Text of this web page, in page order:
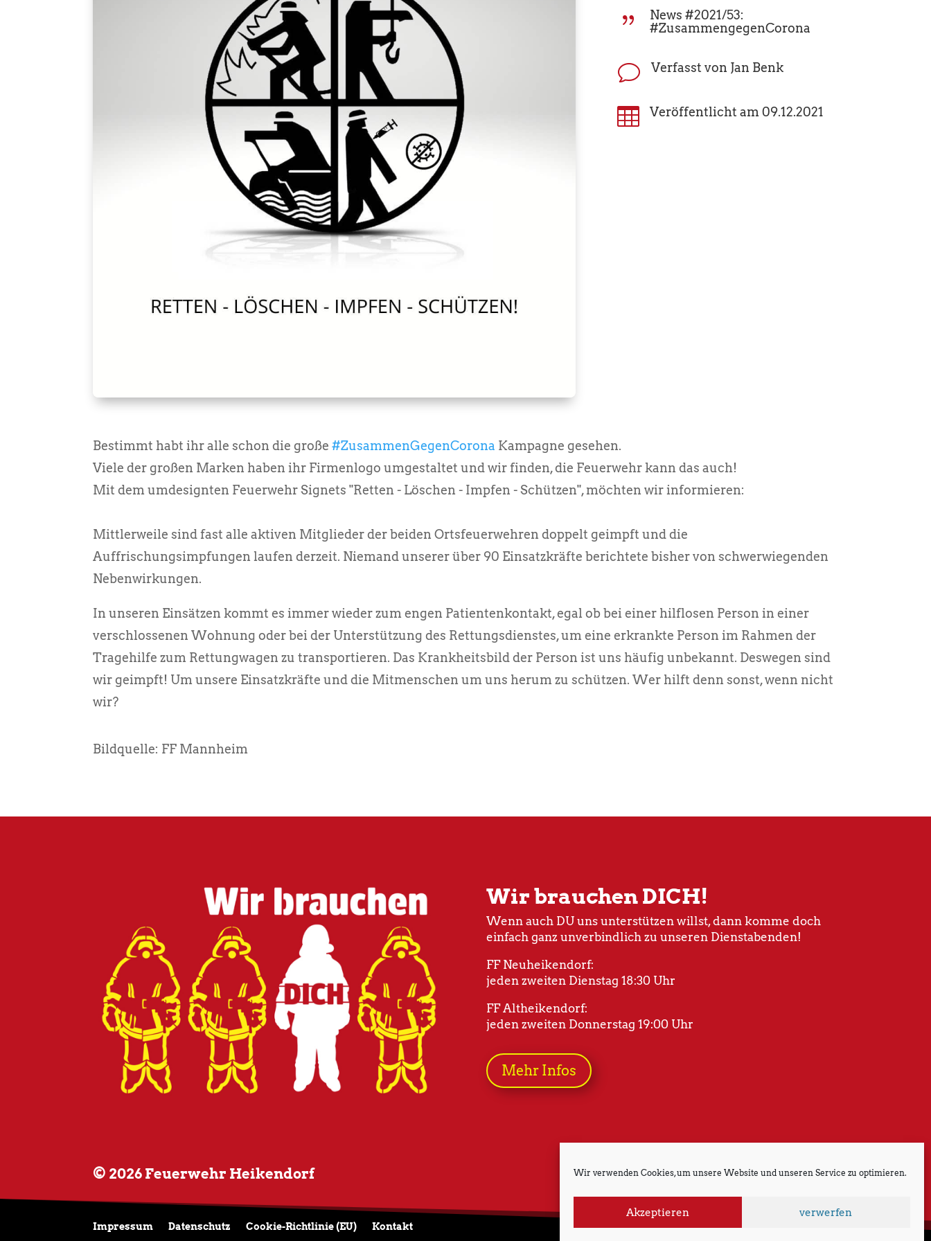
Wir verwenden Cookies, um unsere Website und unseren Service zu optimieren.
Akzeptieren verwerfen
{
News #2021/53:
#ZusammengegenCorona
v Verfasst von Jan Benk
 Veröffentlicht am 09.12.2021
Bestimmt habt ihr alle schon die große#ZusammenGegenCorona Kampagne gesehen.
Viele der großen Marken haben ihr Firmenlogo umgestaltet und wir finden, die Feuerwehr kann das auch!
Mit dem umdesignten Feuerwehr Signets "Retten - Löschen - Impfen - Schützen", möchten wir informieren:
Mittlerweile sind fast alle aktiven Mitglieder der beiden Ortsfeuerwehren doppelt geimpft und die
Auffrischungsimpfungen laufen derzeit. Niemand unserer über 90 Einsatzkräfte berichtete bisher von schwerwiegenden
Nebenwirkungen.
In unseren Einsätzen kommt es immer wieder zum engen Patientenkontakt, egal ob bei einer hilflosen Person in einer
verschlossenen Wohnung oder bei der Unterstützung des Rettungsdienstes, um eine erkrankte Person im Rahmen der
Tragehilfe zum Rettungwagen zu transportieren. Das Krankheitsbild der Person ist uns häufig unbekannt. Deswegen sind
wir geimpft! Um unsere Einsatzkräfte und die Mitmenschen um uns herum zu schützen. Wer hilft denn sonst, wenn nicht
wir?
Bildquelle: FF Mannheim
Wir brauchen DICH!
Wenn auch DU uns unterstützen willst, dann komme doch
einfach ganz unverbindlich zu unseren Dienstabenden!
FF Neuheikendorf:
jeden zweiten Dienstag 18:30 Uhr
FF Altheikendorf:
jeden zweiten Donnerstag 19:00 Uhr
Mehr Infos
© 2026 Feuerwehr Heikendorf
Impressum Datenschutz Cookie-Richtlinie (EU) Kontakt